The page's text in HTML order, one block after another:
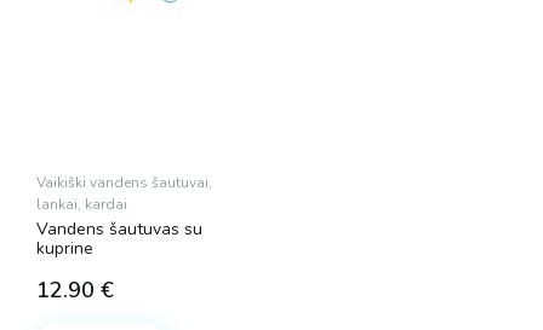
Vaikiški vandens šautuvai,
lankai, kardai
Vandens šautuvas su
kuprine
12.90 €